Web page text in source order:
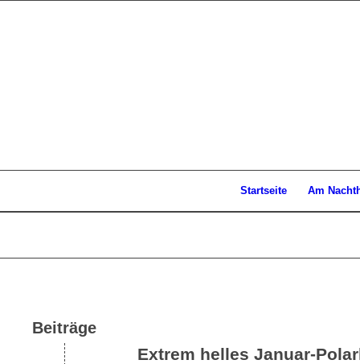
Startseite Am
Beiträge
Extrem helles Januar-